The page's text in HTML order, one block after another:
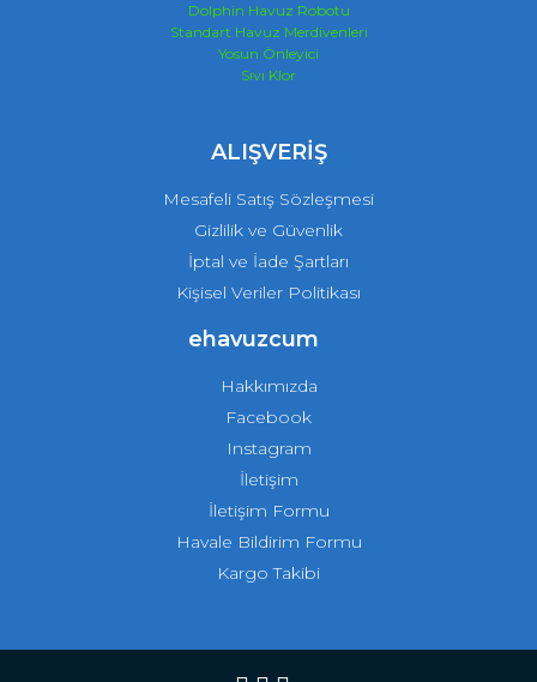
Dolphin Havuz Robotu
Standart Havuz Merdivenleri
Yosun Önleyici
Sıvı Klor
ALIŞVERİŞ
Mesafeli Satış Sözleşmesi
Gizlilik ve Güvenlik
İptal ve İade Şartları
Kişisel Veriler Politikası
ehavuzcum
Hakkımızda
Facebook
Instagram
İletişim
İletişim Formu
Havale Bildirim Formu
Kargo Takibi